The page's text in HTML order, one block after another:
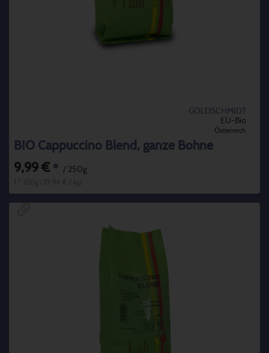
GOLDSCHMIDT
EU-Bio
Österreich
BIO Cappuccino Blend, ganze Bohne
9,99 € * / 250g